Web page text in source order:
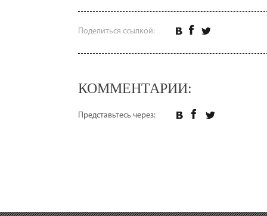
Поделиться ссылкой:
КОММЕНТАРИИ:
Представьтесь через: